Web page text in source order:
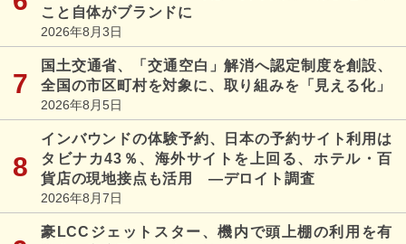
こと自体がブランドに
2026年8月3日
国土交通省、「交通空白」解消へ認定制度を創設、
全国の市区町村を対象に、取り組みを「見える化」
2026年8月5日
インバウンドの体験予約、日本の予約サイト利用は
タビナカ43％、海外サイトを上回る、ホテル・百
貨店の現地接点も活用 ―デロイト調査
2026年8月7日
豪LCCジェットスター、機内で頭上棚の利用を有